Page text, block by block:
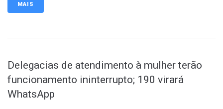
MAIS
Delegacias de atendimento à mulher terão
funcionamento ininterrupto; 190 virará
WhatsApp